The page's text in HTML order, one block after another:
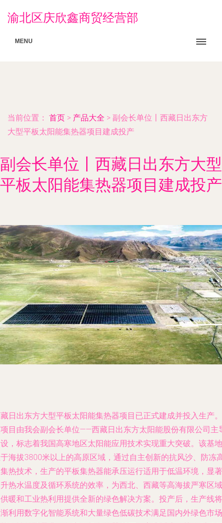
渝北区庆欣鑫商贸经营部
MENU
当前位置： 首页 > 产品大全 > 副会长单位丨西藏日出东方
大型平板太阳能集热器项目建成投产
副会长单位丨西藏日出东方大型
平板太阳能集热器项目建成投产
日出东方大型平板太阳能集热器项目已正式建成并投入生产。
目由我会副会长单位——西藏日出东方太阳能股份有限公司主
，标志着我国高寒地区太阳能应用技术实现重大突破。该基地
海拔3800米以上的高原区域，通过自主创新的抗风沙、防冻
热技术，生产的平板集热器能承压运行适用于低温环境，显著
热水温度及循环系统的效率，为西北、西藏等高海拔严寒区域
暖和工业热利用提供全新的绿色解决方案。投产后，生产线将
利用数字化智能系统和大量绿色低碳技术满足国内外绿色市场